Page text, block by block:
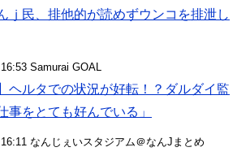
ｊ民、排他的が読めずウンコを排泄し
Samurai GOAL
ヘルタでの状況が好転！？ダルダイ監
事をとても好んでいる」
なんじぇいスタジアム＠なんJまとめ